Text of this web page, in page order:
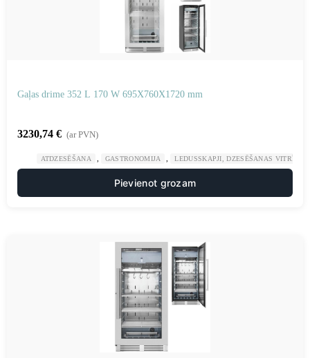
Gaļas drime 352 L 170 W 695X760X1720 mm
3230,74 € (ar PVN)
ATDZESĒŠANA GASTRONOMIJA LEDUSSKAPJI, DZESĒŠANAS VITRĪNAS
Pievienot grozam